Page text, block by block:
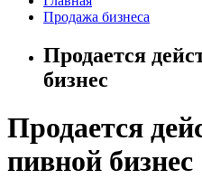
Продажа бизнеса
Продается
бизнес
Продается
пивной бизнес